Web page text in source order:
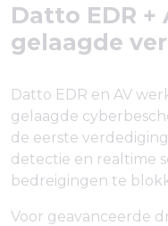
Datto EDR +
gelaagde
Datto EDR en AV
gelaagde
de eerste
detectie en realtime
bedreigingen te
Voor geavanceerde